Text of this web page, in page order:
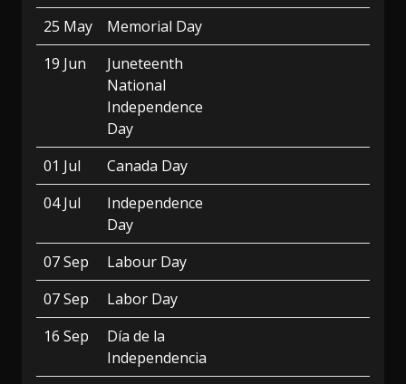
25 May
Memorial Day
19 Jun
Juneteenth
National
Independence
Day
01 Jul
Canada Day
04 Jul
Independence
Day
07 Sep
Labour Day
07 Sep
Labor Day
16 Sep
Día de la
Independencia